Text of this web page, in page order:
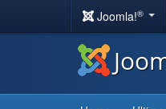
Joomla!®